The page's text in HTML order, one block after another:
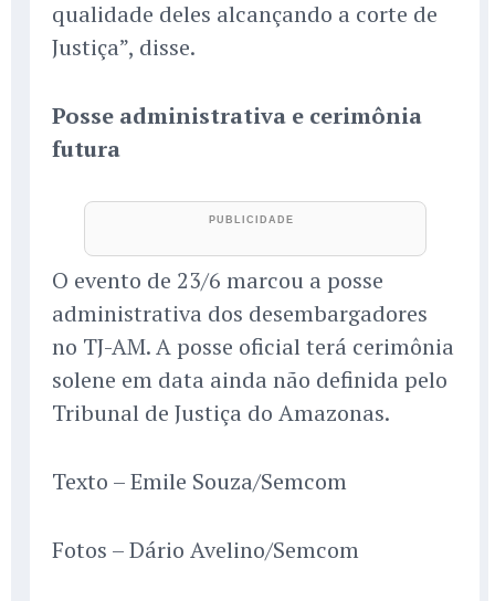
qualidade deles alcançando a corte de
Justiça”, disse.
Posse administrativa e cerimônia
futura
O evento de 23/6 marcou a posse
administrativa dos desembargadores
no TJ-AM. A posse oficial terá cerimônia
solene em data ainda não definida pelo
Tribunal de Justiça do Amazonas.
Texto – Emile Souza/Semcom
Fotos – Dário Avelino/Semcom